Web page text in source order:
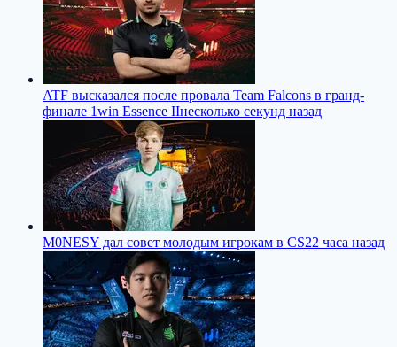
ATF высказался после провала Team Falcons в гранд-
финале 1win Essence IIнесколько секунд назад
M0NESY дал совет молодым игрокам в CS22 часа назад